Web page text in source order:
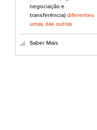
negociação e
transferência) diferentes
umas das outras
Saber Mais